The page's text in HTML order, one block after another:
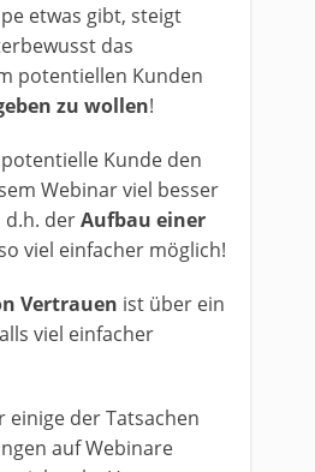
etwas gibt, steigt
das
potentiellen Kunden
zu wollen!
Kunde den
Webinar viel besser
d.h. derAufbau einer
viel einfacher möglich!
Vertrauen ist über ein
viel einfacher
einige der Tatsachen
auf Webinare